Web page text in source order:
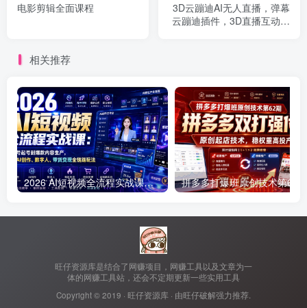
电影剪辑全面课程
3D云蹦迪AI无人直播，弹幕
云蹦迪插件，3D直播互动神
相关推荐
2026 AI短视频全流程实战课：从账号起号到爆款内容生产，掌握AI创作、数字人、带货变现全链路玩法
旺仔资源库是结合了网赚项目，网赚工具以及文章为一
体的网赚工具站，还会不定期更新一些实用工具
Copyright © 2019 · 旺仔资源库 · 由旺仔破解强力推荐.